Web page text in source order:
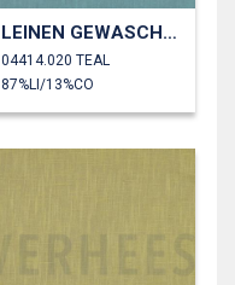
LEINEN GEWASCHEN 230 GM2
04414.020 TEAL
87%LI/13%CO